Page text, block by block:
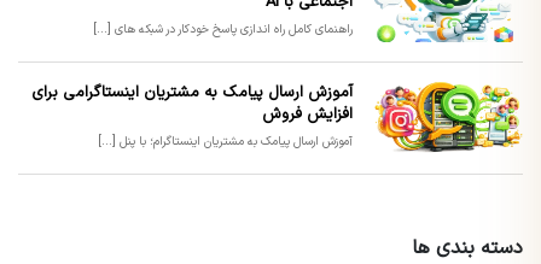
راهنمای کامل راه اندازی پاسخ خودکار در شبکه های [...]
آموزش ارسال پیامک به مشتریان اینستاگرامی برای
افزایش فروش
آموزش ارسال پیامک به مشتریان اینستاگرام؛ با پنل [...]
دسته بندی ها